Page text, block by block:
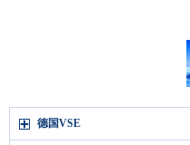
德国VSE